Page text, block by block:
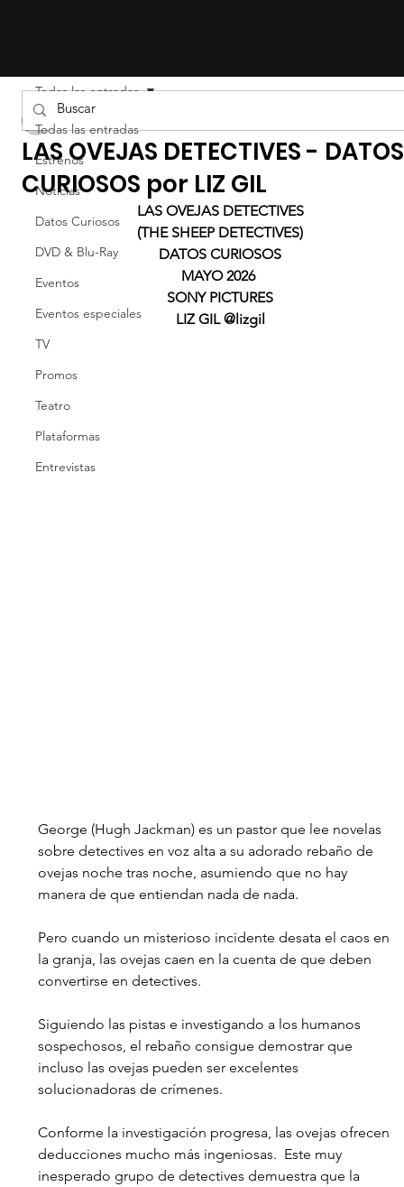
Todas las entradas
Estrenos
Noticias
Datos Curiosos
DVD & Blu-Ray
Eventos
Eventos especiales
TV
Promos
Teatro
Plataformas
Entrevistas
Todas las entradas
LAS OVEJAS DETECTIVES - DATOS
CURIOSOS por LIZ GIL
LAS OVEJAS DETECTIVES
(THE SHEEP DETECTIVES)
DATOS CURIOSOS
MAYO 2026
SONY PICTURES
LIZ GIL @lizgil
George (Hugh Jackman) es un pastor que lee novelas
sobre detectives en voz alta a su adorado rebaño de
ovejas noche tras noche, asumiendo que no hay
manera de que entiendan nada de nada.
Pero cuando un misterioso incidente desata el caos en
la granja, las ovejas caen en la cuenta de que deben
convertirse en detectives.
Siguiendo las pistas e investigando a los humanos
sospechosos, el rebaño consigue demostrar que
incluso las ovejas pueden ser excelentes
solucionadoras de crímenes.
Conforme la investigación progresa, las ovejas ofrecen
deducciones mucho más ingeniosas.  Este muy
inesperado grupo de detectives demuestra que la